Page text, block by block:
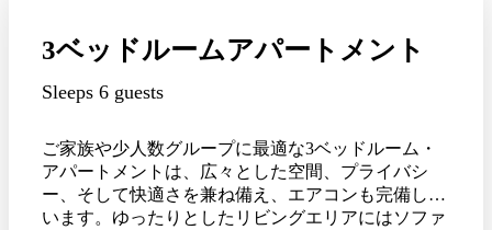
3ベッドルームアパートメント
Sleeps 6 guests
ご家族や少人数グループに最適な3ベッドルーム・
アパートメントは、広々とした空間、プライバシ
ー、そして快適さを兼ね備え、エアコンも完備して
います。ゆったりとしたリビングエリアにはソファ